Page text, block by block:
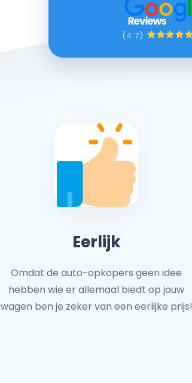
(4.7)
Eerlijk
Omdat de auto-opkopers geen idee
hebben wie er allemaal biedt op jouw
wagen ben je zeker van een eerlijke prijs!